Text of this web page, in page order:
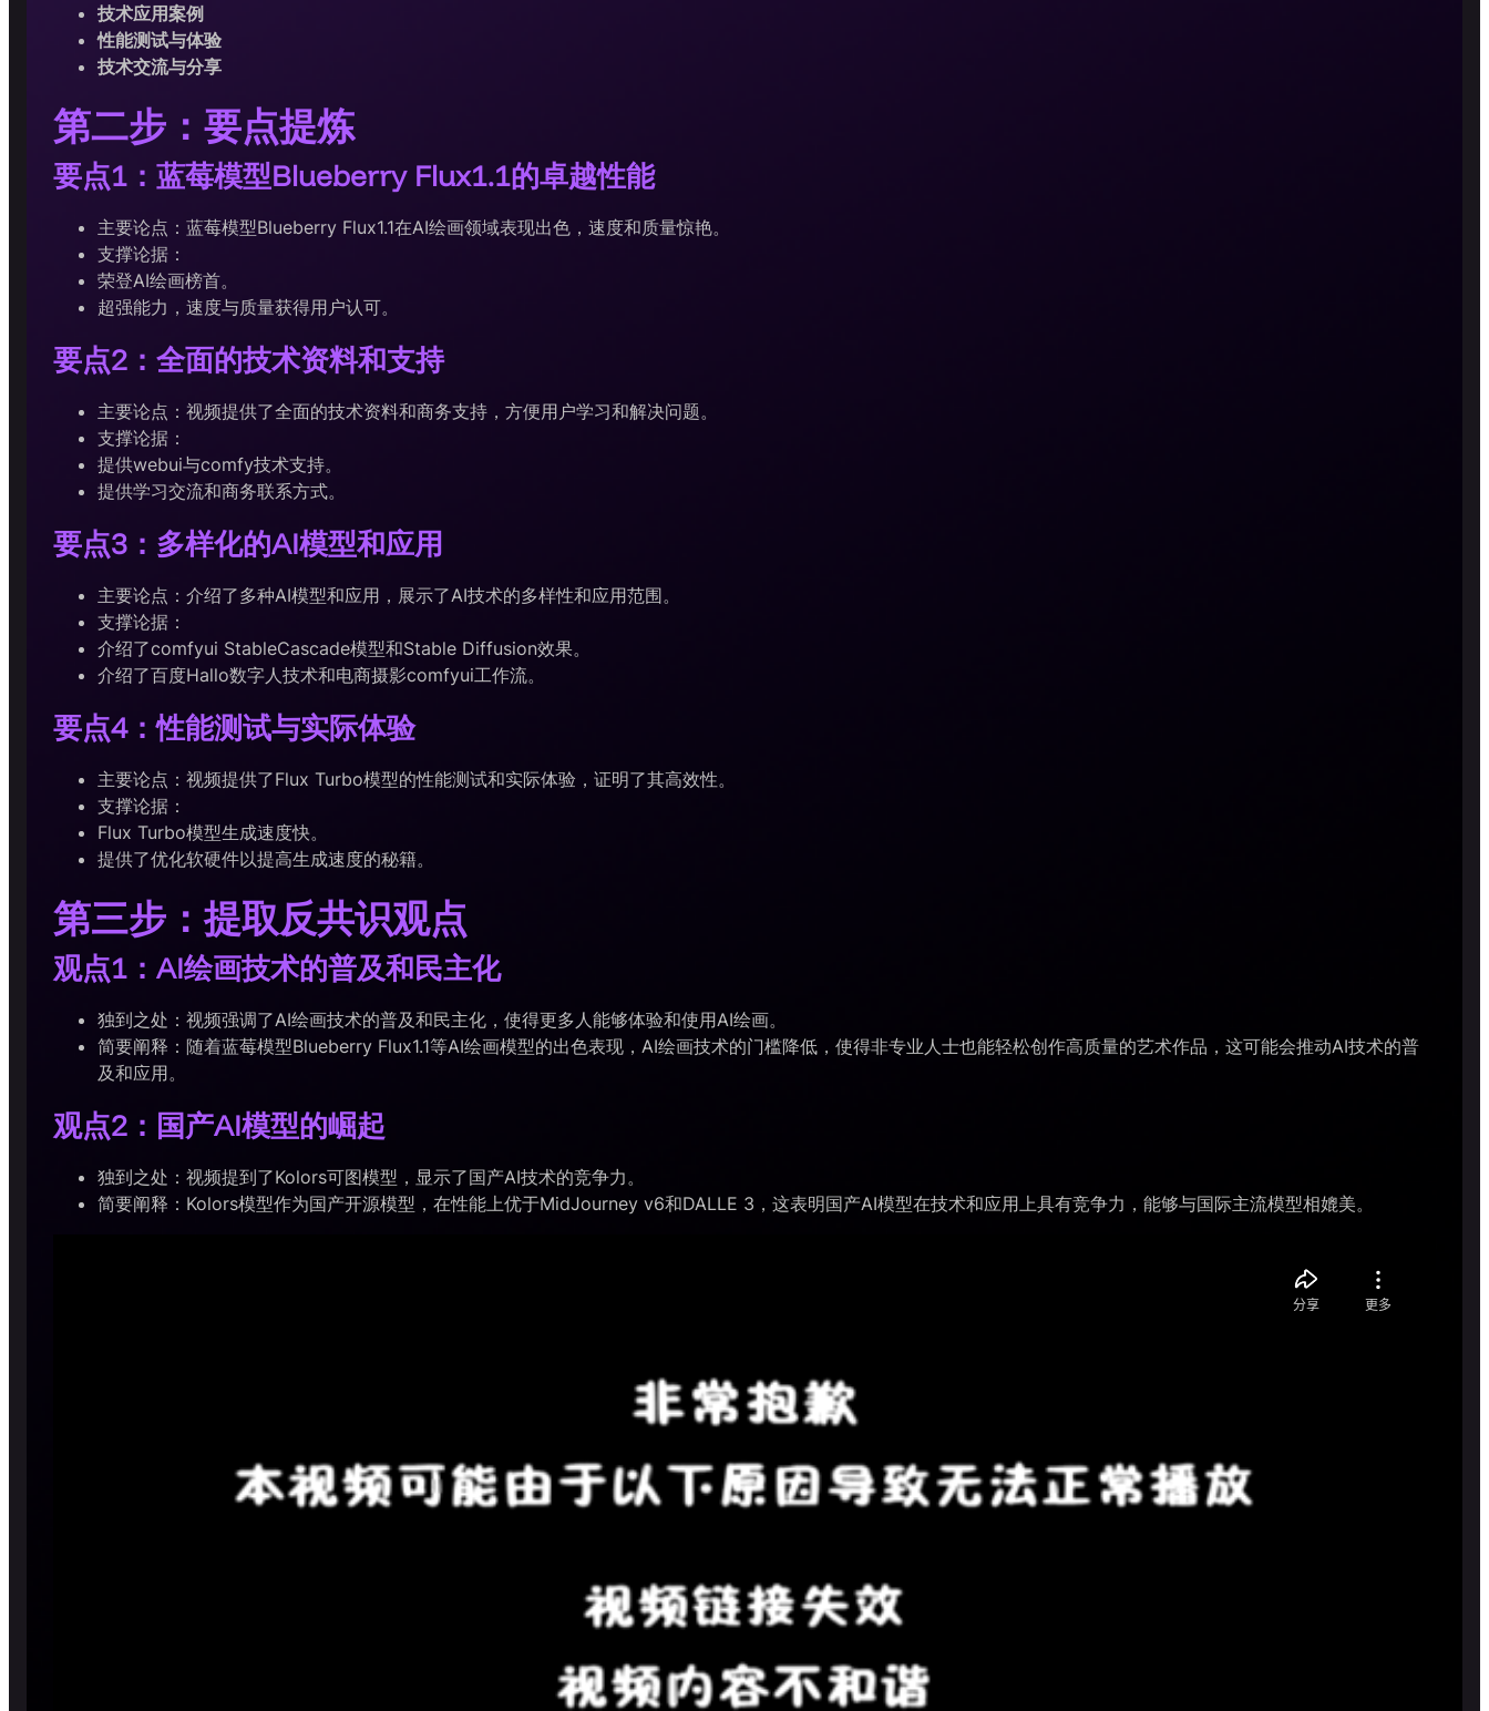
技术应用案例
性能测试与体验
技术交流与分享
第二步：要点提炼
要点1：蓝莓模型Blueberry Flux1.1的卓越性能
主要论点：蓝莓模型Blueberry Flux1.1在AI绘画领域表现出色，速度和质量惊艳。
支撑论据：
荣登AI绘画榜首。
超强能力，速度与质量获得用户认可。
要点2：全面的技术资料和支持
主要论点：视频提供了全面的技术资料和商务支持，方便用户学习和解决问题。
支撑论据：
提供webui与comfy技术支持。
提供学习交流和商务联系方式。
要点3：多样化的AI模型和应用
主要论点：介绍了多种AI模型和应用，展示了AI技术的多样性和应用范围。
支撑论据：
介绍了comfyui StableCascade模型和Stable Diffusion效果。
介绍了百度Hallo数字人技术和电商摄影comfyui工作流。
要点4：性能测试与实际体验
主要论点：视频提供了Flux Turbo模型的性能测试和实际体验，证明了其高效性。
支撑论据：
Flux Turbo模型生成速度快。
提供了优化软硬件以提高生成速度的秘籍。
第三步：提取反共识观点
观点1：AI绘画技术的普及和民主化
独到之处：视频强调了AI绘画技术的普及和民主化，使得更多人能够体验和使用AI绘画。
简要阐释：随着蓝莓模型Blueberry Flux1.1等AI绘画模型的出色表现，AI绘画技术的门槛降低，使得非专业人士也能轻松创作高质量的艺术作品，这可能会推动AI技术的普
及和应用。
观点2：国产AI模型的崛起
独到之处：视频提到了Kolors可图模型，显示了国产AI技术的竞争力。
简要阐释：Kolors模型作为国产开源模型，在性能上优于MidJourney v6和DALLE 3，这表明国产AI模型在技术和应用上具有竞争力，能够与国际主流模型相媲美。